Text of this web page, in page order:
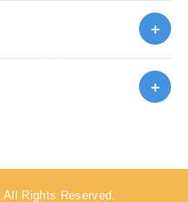
.All Rights Reserved.